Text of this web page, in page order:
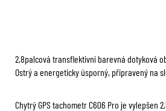
2,8palcová transflektivní barevná dotyková
Ostrý a energeticky úsporný, připravený na
Chytrý GPS tachometr C606 Pro je vylepšen